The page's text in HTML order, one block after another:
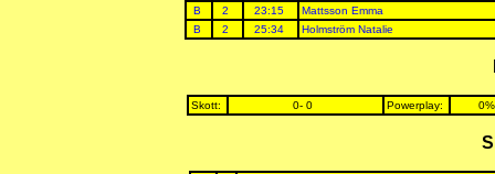
B
2 23:15
Mattsson Emma
B
2 25:34 Holmström Natalie
Skott: 0- 0 Powerplay: